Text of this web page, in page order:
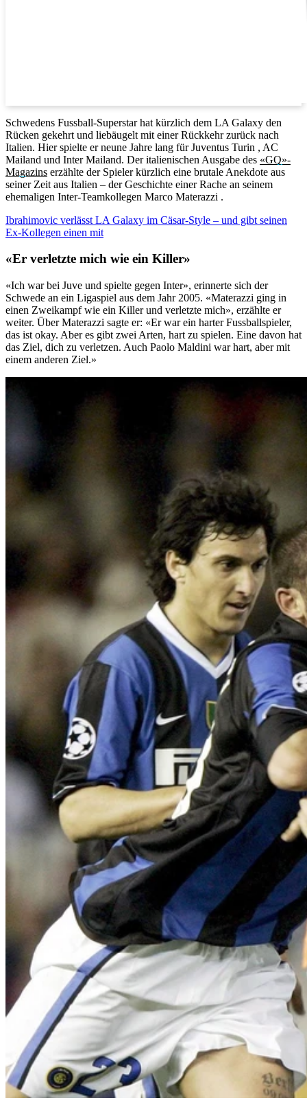
Schwedens Fussball-Superstar hat kürzlich dem LA Galaxy den
Rücken gekehrt und liebäugelt mit einer Rückkehr zurück nach
Italien. Hier spielte er neune Jahre lang für Juventus Turin , AC
Mailand und Inter Mailand. Der italienischen Ausgabe des «GQ»-
Magazins erzählte der Spieler kürzlich eine brutale Anekdote aus
seiner Zeit aus Italien – der Geschichte einer Rache an seinem
ehemaligen Inter-Teamkollegen Marco Materazzi .
Ibrahimovic verlässt LA Galaxy im Cäsar-Style – und gibt seinen
Ex-Kollegen einen mit
«Er verletzte mich wie ein Killer»
«Ich war bei Juve und spielte gegen Inter», erinnerte sich der
Schwede an ein Ligaspiel aus dem Jahr 2005. «Materazzi ging in
einen Zweikampf wie ein Killer und verletzte mich», erzählte er
weiter. Über Materazzi sagte er: «Er war ein harter Fussballspieler,
das ist okay. Aber es gibt zwei Arten, hart zu spielen. Eine davon hat
das Ziel, dich zu verletzen. Auch Paolo Maldini war hart, aber mit
einem anderen Ziel.»